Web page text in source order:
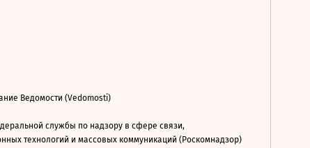
Ведомости (Vedomosti)
службы по надзору в сфере связи,
технологий и массовых коммуникаций (Роскомнадзор)